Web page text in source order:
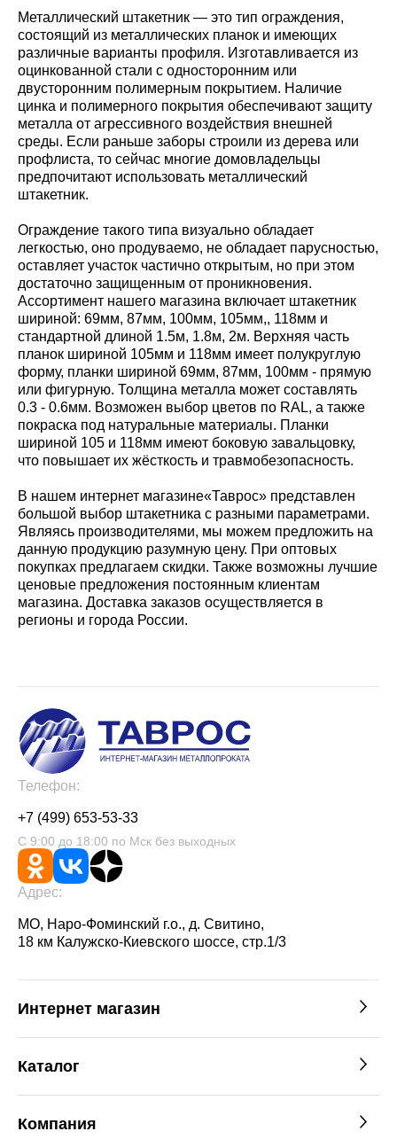
Металлический штакетник — это тип ограждения,
состоящий из металлических планок и имеющих
различные варианты профиля. Изготавливается из
оцинкованной стали с односторонним или
двусторонним полимерным покрытием. Наличие
цинка и полимерного покрытия обеспечивают защиту
металла от агрессивного воздействия внешней
среды. Если раньше заборы строили из дерева или
профлиста, то сейчас многие домовладельцы
предпочитают использовать металлический
штакетник.
Ограждение такого типа визуально обладает
легкостью, оно продуваемо, не обладает парусностью,
оставляет участок частично открытым, но при этом
достаточно защищенным от проникновения.
Ассортимент нашего магазина включает штакетник
шириной: 69мм, 87мм, 100мм, 105мм,, 118мм и
стандартной длиной 1.5м, 1.8м, 2м. Верхняя часть
планок шириной 105мм и 118мм имеет полукруглую
форму, планки шириной 69мм, 87мм, 100мм - прямую
или фигурную. Толщина металла может составлять
0.3 - 0.6мм. Возможен выбор цветов по RAL, а также
покраска под натуральные материалы. Планки
шириной 105 и 118мм имеют боковую завальцовку,
что повышает их жёсткость и травмобезопасность.
В нашем интернет магазине«Таврос» представлен
большой выбор штакетника с разными параметрами.
Являясь производителями, мы можем предложить на
данную продукцию разумную цену. При оптовых
покупках предлагаем скидки. Также возможны лучшие
ценовые предложения постоянным клиентам
магазина. Доставка заказов осуществляется в
регионы и города России.
Телефон:
+7 (499) 653-53-33
С 9:00 до 18:00 по Мск без выходных
Адрес:
МО, Наро-Фоминский г.о., д. Свитино,
18 км Калужско-Киевского шоссе, стр.1/3
Интернет магазин
Каталог
Компания